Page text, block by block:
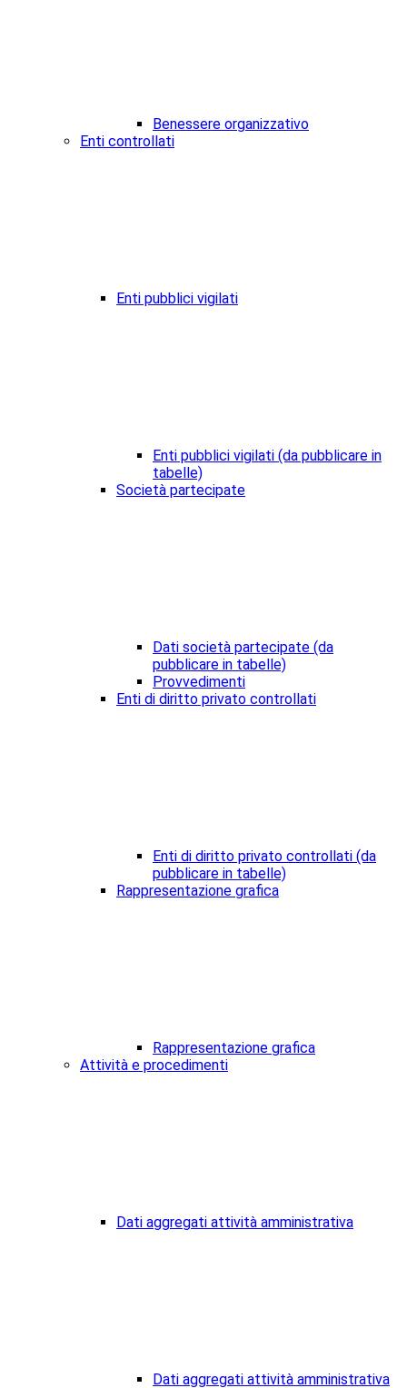
Benessere organizzativo
Enti controllati
Enti pubblici vigilati
Enti pubblici vigilati (da pubblicare in
tabelle)
Società partecipate
Dati società partecipate (da
pubblicare in tabelle)
Provvedimenti
Enti di diritto privato controllati
Enti di diritto privato controllati (da
pubblicare in tabelle)
Rappresentazione grafica
Rappresentazione grafica
Attività e procedimenti
Dati aggregati attività amministrativa
Dati aggregati attività amministrativa